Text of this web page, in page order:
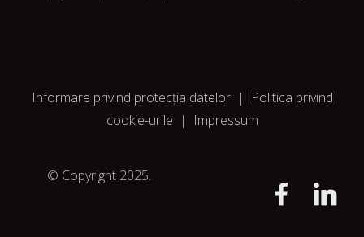
Informare privind protecția datelor|
Politica privind
cookie-urile | Impressum
© Copyright 2025.